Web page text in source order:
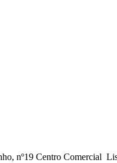
nº19 Centro Comercial